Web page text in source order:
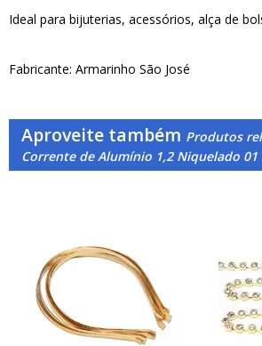
Ideal para bijuterias, acessórios, alça de
Fabricante: Armarinho São José
Aproveite também Produtos
Corrente de Alumínio 1,2 Niquelado